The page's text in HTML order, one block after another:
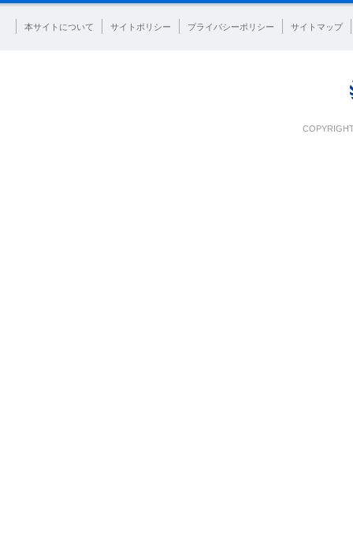
本サイトについて サイトポリシー プライバシーポリシー サイトマップ